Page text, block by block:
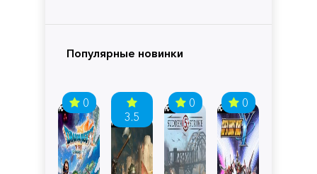
Популярные новинки
0
3.5
0 0